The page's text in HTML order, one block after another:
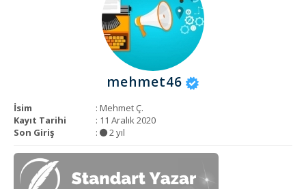
KURUMSAL
mehmet46
İsim
: Mehmet Ç.
Kayıt Tarihi
: 11 Aralık 2020
Son Giriş
: 2 yıl